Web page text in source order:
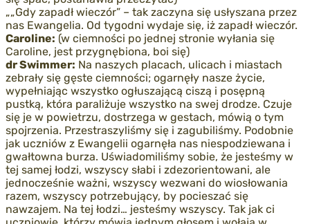
„„Gdy zapadł wieczór” – tak zaczyna się usłyszana przez
nas Ewangelia. Od tygodni wydaje się, iż zapadł wieczór.
Caroline: (w ciemności po jednej stronie wyłania się
Caroline, jest przygnębiona, boi się)
dr Swimmer: Na naszych placach, ulicach i miastach
zebrały się gęste ciemności; ogarnęły nasze życie,
wypełniając wszystko ogłuszającą ciszą i posępną
pustką, która paraliżuje wszystko na swej drodze. Czuje
się je w powietrzu, dostrzega w gestach, mówią o tym
spojrzenia. Przestraszyliśmy się i zagubiliśmy. Podobnie
jak uczniów z Ewangelii ogarnęła nas niespodziewana i
gwałtowna burza. Uświadomiliśmy sobie, że jesteśmy w
tej samej łodzi, wszyscy słabi i zdezorientowani, ale
jednocześnie ważni, wszyscy wezwani do wiosłowania
razem, wszyscy potrzebujący, by pocieszać się
nawzajem. Na tej łodzi… jesteśmy wszyscy. Tak jak ci